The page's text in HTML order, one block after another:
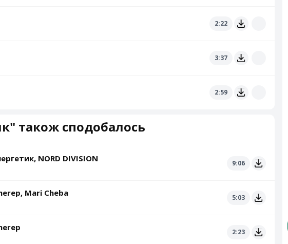
2:22
3:37
2:59
також сподобалось
NORD DIVISION 9:06
Mari Cheba 5:03
2:23